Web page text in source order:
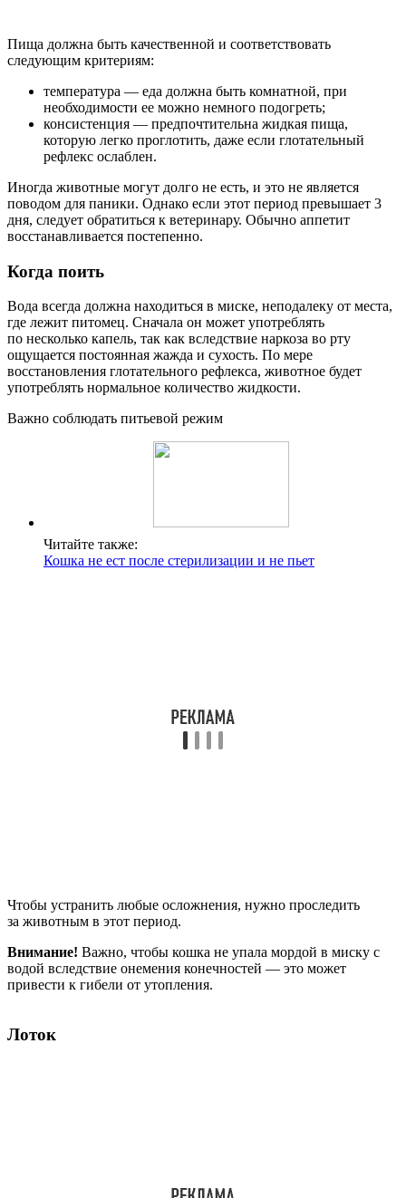
Пища должна быть качественной и соответствовать
следующим критериям:
температура — еда должна быть комнатной, при
необходимости ее можно немного подогреть;
консистенция — предпочтительна жидкая пища,
которую легко проглотить, даже если глотательный
рефлекс ослаблен.
Иногда животные могут долго не есть, и это не является
поводом для паники. Однако если этот период превышает 3
дня, следует обратиться к ветеринару. Обычно аппетит
восстанавливается постепенно.
Когда поить
Вода всегда должна находиться в миске, неподалеку от места,
где лежит питомец. Сначала он может употреблять
по несколько капель, так как вследствие наркоза во рту
ощущается постоянная жажда и сухость. По мере
восстановления глотательного рефлекса, животное будет
употреблять нормальное количество жидкости.
Важно соблюдать питьевой режим
Читайте также:
Кошка не ест после стерилизации и не пьет
Чтобы устранить любые осложнения, нужно проследить
за животным в этот период.
Внимание! Важно, чтобы кошка не упала мордой в миску с
водой вследствие онемения конечностей — это может
привести к гибели от утопления.
Лоток